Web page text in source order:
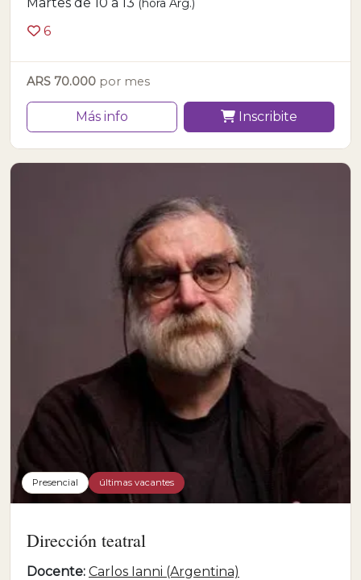
Martes de 10 a 13 (hora Arg.)
6
ARS 70.000 por mes
Más info Inscribite
Presencial últimas vacantes
Dirección teatral
Docente: Carlos Ianni (Argentina)